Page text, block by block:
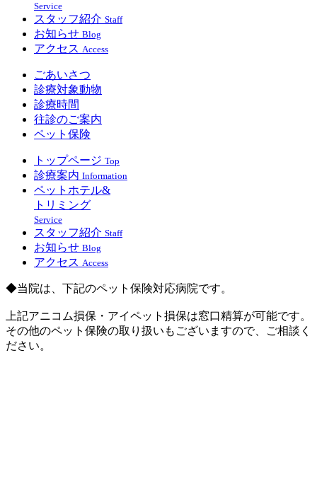
Service
スタッフ紹介 Staff
お知らせ Blog
アクセス Access
ごあいさつ
診療対象動物
診療時間
往診のご案内
ペット保険
トップページ Top
診療案内 Information
ペットホテル&
トリミング
Service
スタッフ紹介 Staff
お知らせ Blog
アクセス Access
◆当院は、下記のペット保険対応病院です。
上記アニコム損保・アイペット損保は窓口精算が可能です。
その他のペット保険の取り扱いもございますので、ご相談く
ださい。